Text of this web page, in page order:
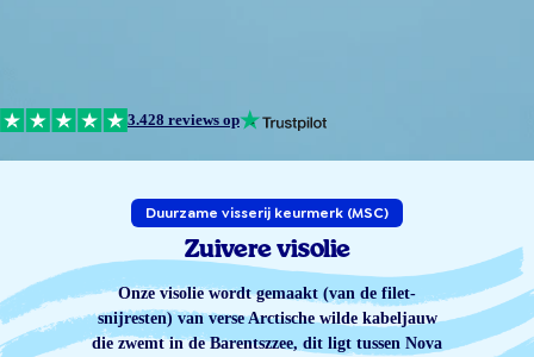
3.428 reviews op
Duurzame visserij keurmerk (MSC)
Zuivere visolie
Onze visolie wordt gemaakt (van de filet-
snijresten) van verse Arctische wilde kabeljauw
die zwemt in de Barentszzee, dit ligt tussen Nova